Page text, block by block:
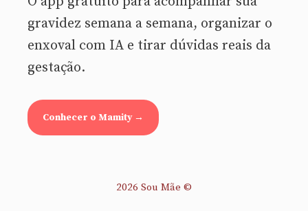
gravidez semana a semana, organizar o
enxoval com IA e tirar dúvidas reais da
gestação.
Conhecer o Mamity →
2026 Sou Mãe ©